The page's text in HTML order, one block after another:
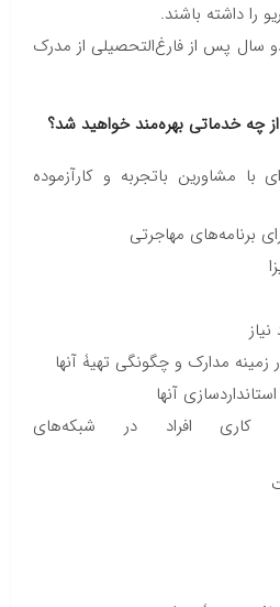
را داشته باشند.
سال پس از فارغ‌التحصیلی از مدرک
چه خدماتی بهره‌مند خواهید شد؟
با مشاورین باتجربه و کارآزموده
برنامه‌های مهاجرتی
زمینه مدارک و چگونگی تهیۀ آنها
آنها
کاری افراد در شبکه‌های